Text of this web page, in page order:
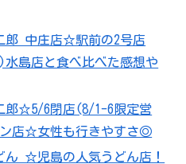
郎 中庄店☆駅前の2号店
水島店と食べ比べた感想や
郎☆5/6閉店(8/1-6限定営
店☆女性も行きやすさ◎
ん ☆児島の人気うどん店！